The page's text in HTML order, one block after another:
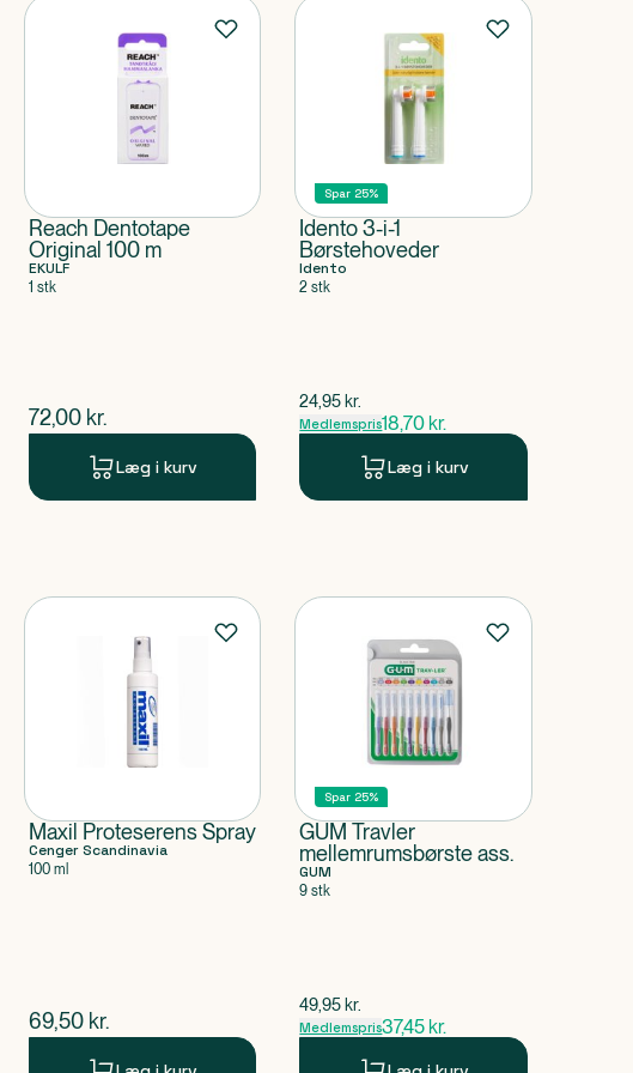
Reach Dentotape
Original 100 m
EKULF
1 stk
$nuværende pris
72,00 kr.
Læg i kurv
Spar 25%
Idento 3-i-1
Børstehoveder
Idento
2 stk
$gammel pris
24,95 kr.
Medlemspris18,70 kr.
Læg i kurv
Maxil Proteserens Spray
Cenger Scandinavia
100 ml
$nuværende pris
69,50 kr.
Spar 25%
GUM Travler
mellemrumsbørste ass.
GUM
9 stk
$gammel pris
49,95 kr.
Medlemspris37,45 kr.